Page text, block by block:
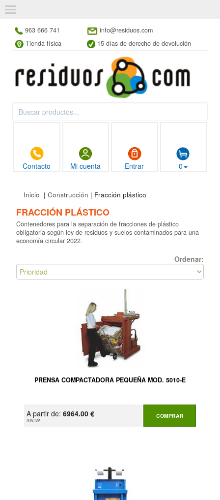
963 666 741
info@residuos.com
Tienda física
15 días de derecho de devolución
Contacto Mi cuenta Entrar 0
Inicio | Construcción | Fracción plástico
FRACCIÓN PLÁSTICO
Contenedores para la separación de fracciones de plástico
obligatoria según ley de residuos y suelos contaminados para una
economía circular 2022.
Ordenar:
PRENSA COMPACTADORA PEQUEÑA MOD. 5010-E
A partir de: 6964.00 €
SIN IVA
COMPRAR